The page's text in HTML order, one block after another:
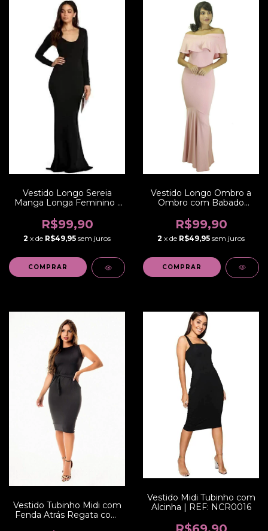
Vestido Longo Sereia
Manga Longa Feminino |
R$99,90
2 x de R$49,95 sem juros
COMPRAR
Vestido Longo Ombro a
Ombro com Babado
Sereia Festa | REF: VK4
R$99,90
2 x de R$49,95 sem juros
COMPRAR
Vestido Tubinho Midi com
Fenda Atrás Regata com
Vestido Midi Tubinho com
Alcinha | REF: NCR0016